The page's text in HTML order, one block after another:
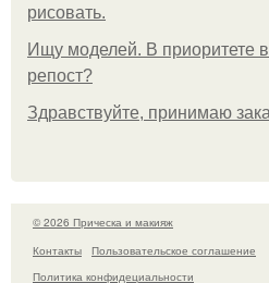
рисовать.
Ищу моделей. В приоритете
репост?
Здравствуйте, принимаю
© 2026 Прическа и макияж
Контакты
Пользовательское соглашение
Политика конфидециальности